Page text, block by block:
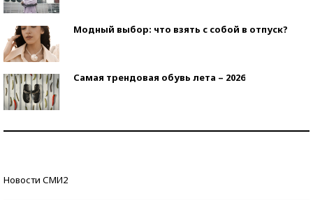
Модный выбор: что взять с собой в отпуск?
Самая трендовая обувь лета – 2026
Новости СМИ2